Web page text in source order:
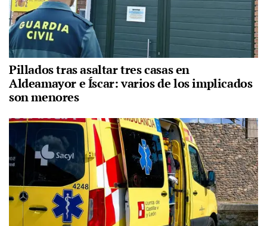
Pillados tras asaltar tres casas en
Aldeamayor e Íscar: varios de los implicados
son menores